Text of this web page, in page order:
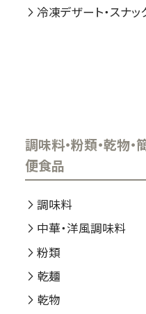
冷凍デザート・スナッ
調味料・粉類・乾物・
便食品
調味料
中華・洋風調味料
粉類
乾麺
乾物